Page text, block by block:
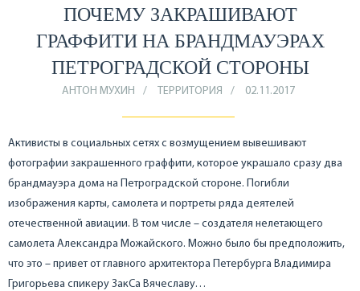
ПОЧЕМУ ЗАКРАШИВАЮТ
ГРАФФИТИ НА БРАНДМАУЭРАХ
ПЕТРОГРАДСКОЙ СТОРОНЫ
АНТОН МУХИН ТЕРРИТОРИЯ 02.11.2017
Активисты в социальных сетях с возмущением вывешивают
фотографии закрашенного граффити, которое украшало сразу два
брандмауэра дома на Петроградской стороне. Погибли
изображения карты, самолета и портреты ряда деятелей
отечественной авиации. В том числе – создателя нелетающего
самолета Александра Можайского. Можно было бы предположить,
что это – привет от главного архитектора Петербурга Владимира
Григорьева спикеру ЗакСа Вячеславу…